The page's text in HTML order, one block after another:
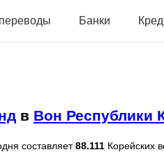
Банки
в Вон Республики
составляет88.111 Корейских